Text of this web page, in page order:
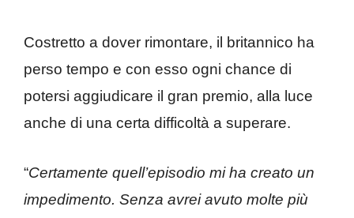
Costretto a dover rimontare, il britannico ha
perso tempo e con esso ogni chance di
potersi aggiudicare il gran premio, alla luce
anche di una certa difficoltà a superare.
“Certamente quell’episodio mi ha creato un
impedimento. Senza avrei avuto molte più